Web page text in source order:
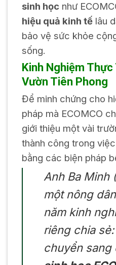
sinh học như
hiệu quả kinh tếlâu
bảo vệ sức khỏe
sống.
Kinh Nghiệm
Vườn Tiên Phong
Để minh chứng cho
pháp mà ECOMCO
giới thiệu một vài
thành công trong
bằng các biện pháp
Anh Ba Minh
một nông
năm kinh
riêng chia
chuyển sang